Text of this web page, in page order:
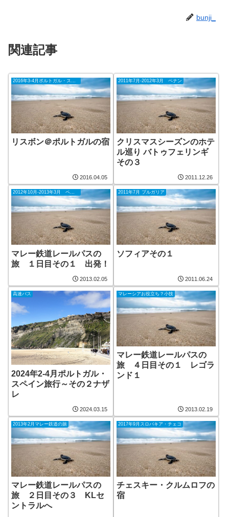
bunji_
関連記事
リスボン＠ポルトガルの宿
2016.04.05
2011年7月-2012年3月 ペナン
クリスマスシーズンのホテ
ル巡り バトゥフェリンギ
その３
2011.12.26
2012年10月-2013年3月 ペナン
マレー鉄道レールパスの
旅 １日目その１ 出発！
2013.02.05
2011年7月 ブルガリア
ソフィアその１
2011.06.24
高速バス
2024年2-4月ポルトガル・
スペイン旅行～その２ナザ
レ
2024.03.15
マレーシアお役立ち？小技
マレー鉄道レールパスの
旅 ４日目その１ レゴラ
ンド１
2013.02.19
2013年2月マレー鉄道の旅
マレー鉄道レールパスの
旅 ２日目その３ KLセ
ントラルへ
2017年9月スロバキア・チェコ
チェスキー・クルムロフの
宿